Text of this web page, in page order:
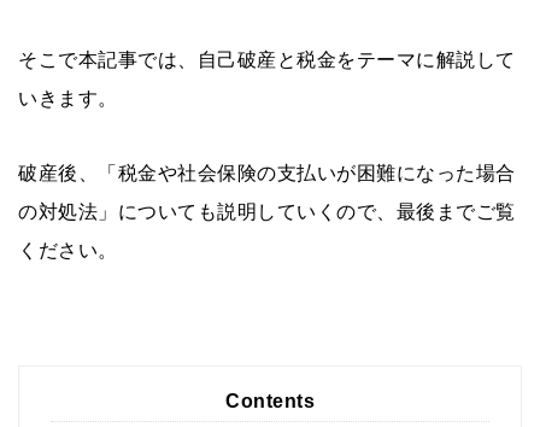
そこで本記事では、自己破産と税金をテーマに解説して
いきます。
破産後、「税金や社会保険の支払いが困難になった場合
の対処法」についても説明していくので、最後までご覧
ください。
Contents